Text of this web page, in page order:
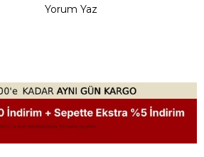
Yorum Yaz